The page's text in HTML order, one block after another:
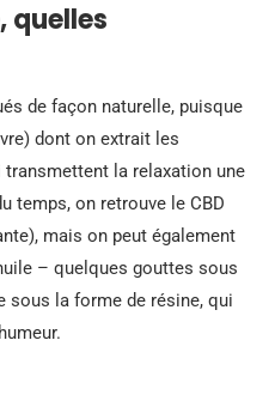
quelles
de façon naturelle, puisque
dont on extrait les
la relaxation une
temps, on retrouve le CBD
mais on peut également
– quelques gouttes sous
sous la forme de résine, qui